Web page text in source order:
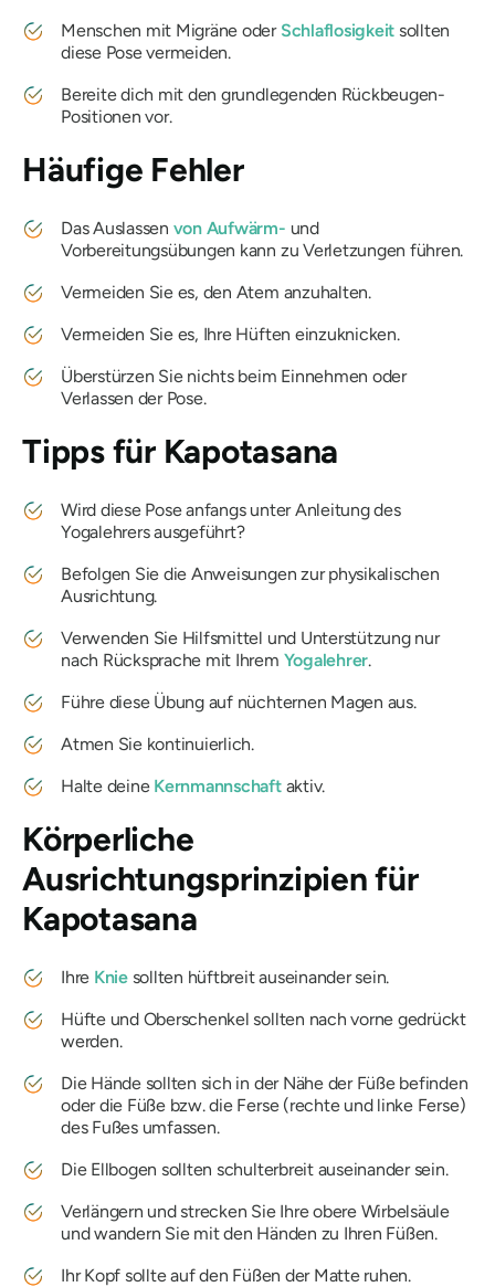
Menschen mit Migräne oder Schlaflosigkeit sollten
diese Pose vermeiden.
Bereite dich mit den grundlegenden Rückbeugen-
Positionen vor.
Häufige Fehler
Das Auslassen von Aufwärm- und
Vorbereitungsübungen kann zu Verletzungen führen.
Vermeiden Sie es, den Atem anzuhalten.
Vermeiden Sie es, Ihre Hüften einzuknicken.
Überstürzen Sie nichts beim Einnehmen oder
Verlassen der Pose.
Tipps für Kapotasana
Wird diese Pose anfangs unter Anleitung des
Yogalehrers ausgeführt?
Befolgen Sie die Anweisungen zur physikalischen
Ausrichtung.
Verwenden Sie Hilfsmittel und Unterstützung nur
nach Rücksprache mit Ihrem Yogalehrer.
Führe diese Übung auf nüchternen Magen aus.
Atmen Sie kontinuierlich.
Halte deine Kernmannschaftaktiv.
Körperliche
Ausrichtungsprinzipien für
Kapotasana
Ihre Kniesollten hüftbreit auseinander sein.
Hüfte und Oberschenkel sollten nach vorne gedrückt
werden.
Die Hände sollten sich in der Nähe der Füße befinden
oder die Füße bzw. die Ferse (rechte und linke Ferse)
des Fußes umfassen.
Die Ellbogen sollten schulterbreit auseinander sein.
Verlängern und strecken Sie Ihre obere Wirbelsäule
und wandern Sie mit den Händen zu Ihren Füßen.
Ihr Kopf sollte auf den Füßen der Matte ruhen.